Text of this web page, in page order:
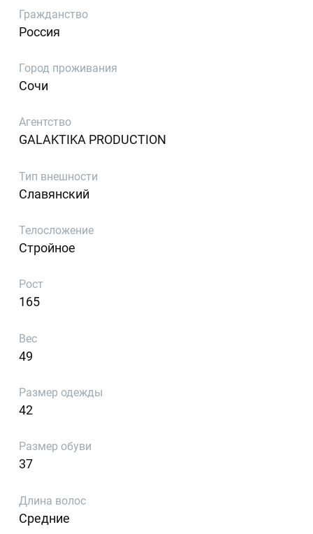
Гражданство
Россия
Город проживания
Сочи
Агентство
GALAKTIKA PRODUCTION
Тип внешности
Славянский
Телосложение
Стройное
Рост
165
Вес
49
Размер одежды
42
Размер обуви
37
Длина волос
Средние